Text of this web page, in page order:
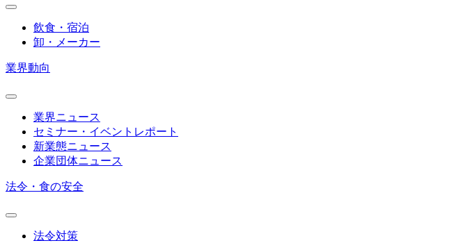
飲食・宿泊
卸・メーカー
業界動向
業界ニュース
セミナー・イベントレポート
新業態ニュース
企業団体ニュース
法令・食の安全
法令対策